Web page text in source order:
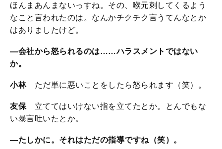
ほんまあんまないっすね。その、喉元刺してくるよう
なこと言われたのは。なんかチクチク言うてんなとか
はありましたけど。
—会社から怒られるのは……ハラスメントではない
か。
小林ただ単に悪いことをしたら怒られます（笑）。
友保 立ててはいけない指を立てたとか。とんでもな
い暴言吐いたとか。
—たしかに。それはただの指導ですね（笑）。